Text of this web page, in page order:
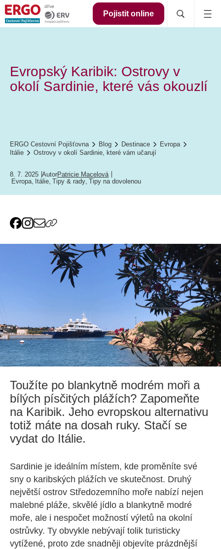
Pojistit online
Evropský Karibik: Ostrovy v
okolí Sardinie, které vás okouzlí
ERGO Cestovní Pojišťovna Blog Destinace
Evropa
Itálie
Ostrovy v okolí Sardinie, které vám učarují
8. 7. 2025 AutorPatricie Macelová
Evropa, Itálie, Tipy & rady, Tipy na dovolenou
Toužíte po blankytně modrém moři a
bílých písčitých plážích? Zapomeňte
na Karibik. Jeho evropskou alternativu
totiž máte na dosah ruky. Stačí se
vydat do Itálie.
Sardinie je ideálním místem, kde proměníte své
sny o karibských plážích ve skutečnost. Druhý
největší ostrov Středozemního moře nabízí nejen
malebné pláže, skvělé jídlo a blankytně modré
moře, ale i nespočet možností výletů na okolní
ostrůvky. Ty obvykle nebývají tolik turisticky
vytížené, proto zde snadněji objevíte prázdnější